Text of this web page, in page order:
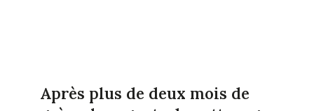
Après plus de deux mois de